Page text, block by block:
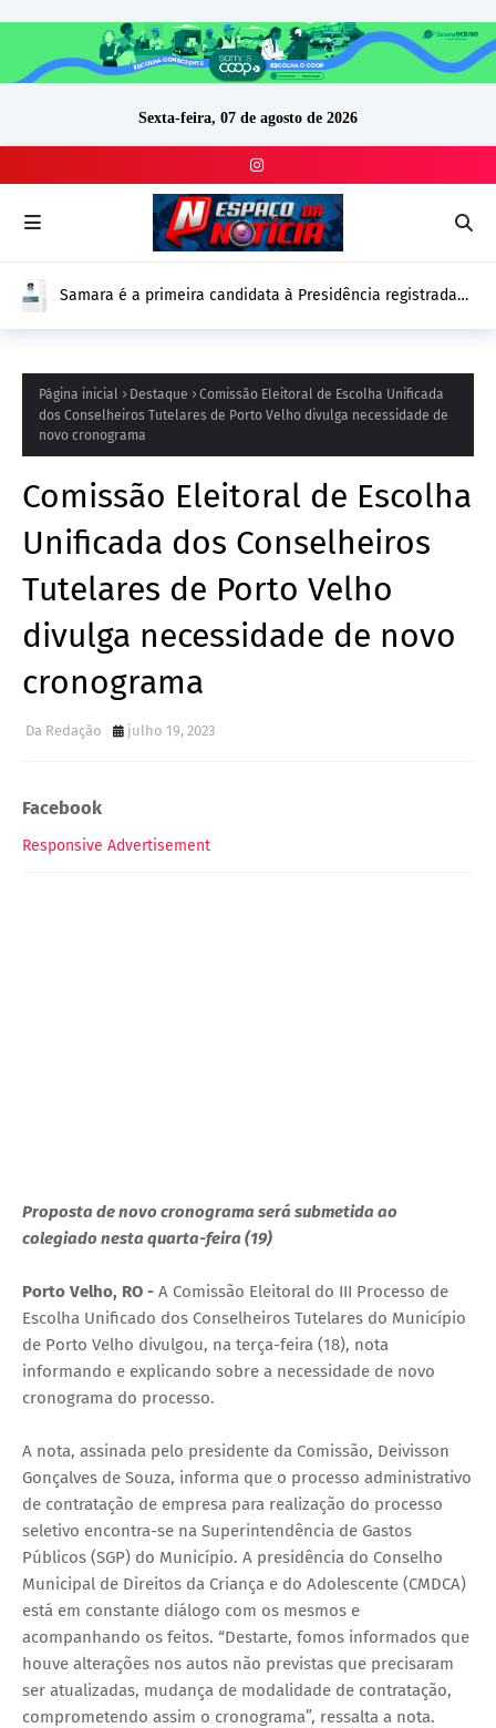
Sexta-feira, 07 de agosto de 2026
Samara é a primeira candidata à Presidência registrada
Página inicial Destaque
Comissão Eleitoral de Escolha Unificada
dos Conselheiros Tutelares de Porto Velho divulga necessidade de
novo cronograma
Comissão Eleitoral de Escolha
Unificada dos Conselheiros
Tutelares de Porto Velho
divulga necessidade de novo
cronograma
Da Redação julho 19, 2023
Facebook
Responsive Advertisement
Proposta de novo cronograma será submetida ao
colegiado nesta quarta-feira (19)
Porto Velho, RO - A Comissão Eleitoral do III Processo de
Escolha Unificado dos Conselheiros Tutelares do Município
de Porto Velho divulgou, na terça-feira (18), nota
informando e explicando sobre a necessidade de novo
cronograma do processo.
A nota, assinada pelo presidente da Comissão, Deivisson
Gonçalves de Souza, informa que o processo administrativo
de contratação de empresa para realização do processo
seletivo encontra-se na Superintendência de Gastos
Públicos (SGP) do Município. A presidência do Conselho
Municipal de Direitos da Criança e do Adolescente (CMDCA)
está em constante diálogo com os mesmos e
acompanhando os feitos. “Destarte, fomos informados que
houve alterações nos autos não previstas que precisaram
ser atualizadas, mudança de modalidade de contratação,
comprometendo assim o cronograma”, ressalta a nota.